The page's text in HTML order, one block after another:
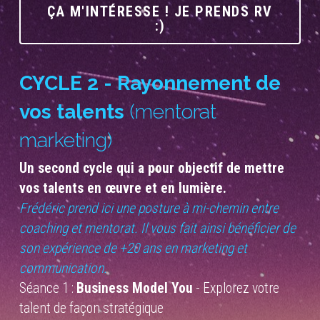
ÇA M'INTÉRESSE ! JE PRENDS RV
:)
CYCLE 2 - Rayonnement de
vos talents (mentorat
marketing)
Un second cycle qui a pour objectif de mettre
vos talents en œuvre et en lumière.
Frédéric prend ici une posture à mi-chemin entre
coaching et mentorat. Il vous fait ainsi bénéficier de
son expérience de +20 ans en marketing et
communication.
Séance 1 : Business Model You - Explorez votre
talent de façon stratégique